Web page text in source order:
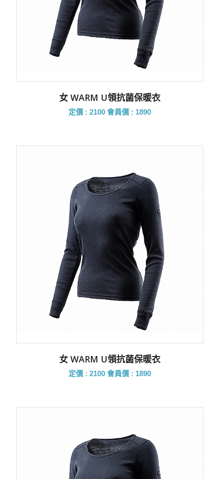
女 WARM U領抗菌保暖衣
定價 : 2100 會員價 : 1890
女 WARM U領抗菌保暖衣
定價 : 2100 會員價 : 1890